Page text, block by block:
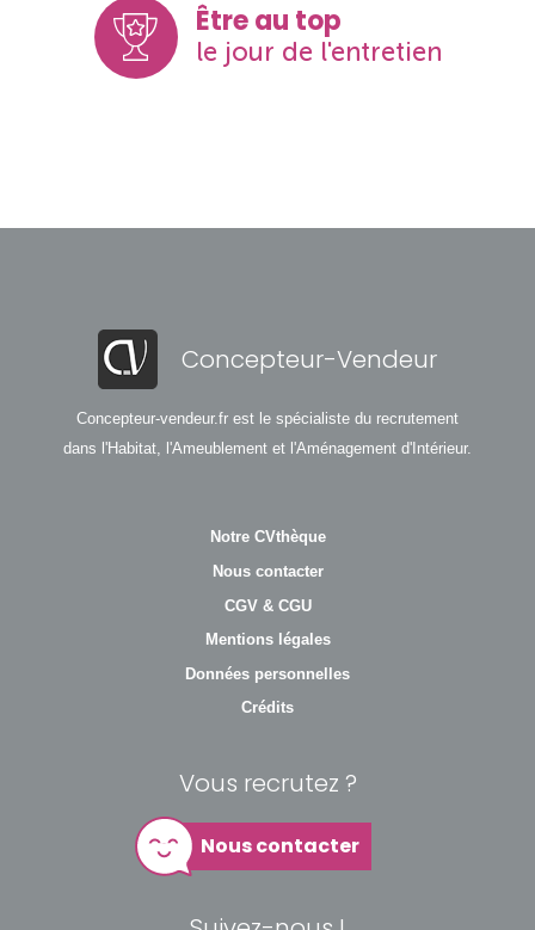
Être au top
le jour de l'entretien
Concepteur-Vendeur
Concepteur-vendeur.fr est le spécialiste du recrutement
dans l'Habitat, l'Ameublement et l'Aménagement d'Intérieur.
Notre CVthèque
Nous contacter
CGV & CGU
Mentions légales
Données personnelles
Crédits
Vous recrutez ?
Nous contacter